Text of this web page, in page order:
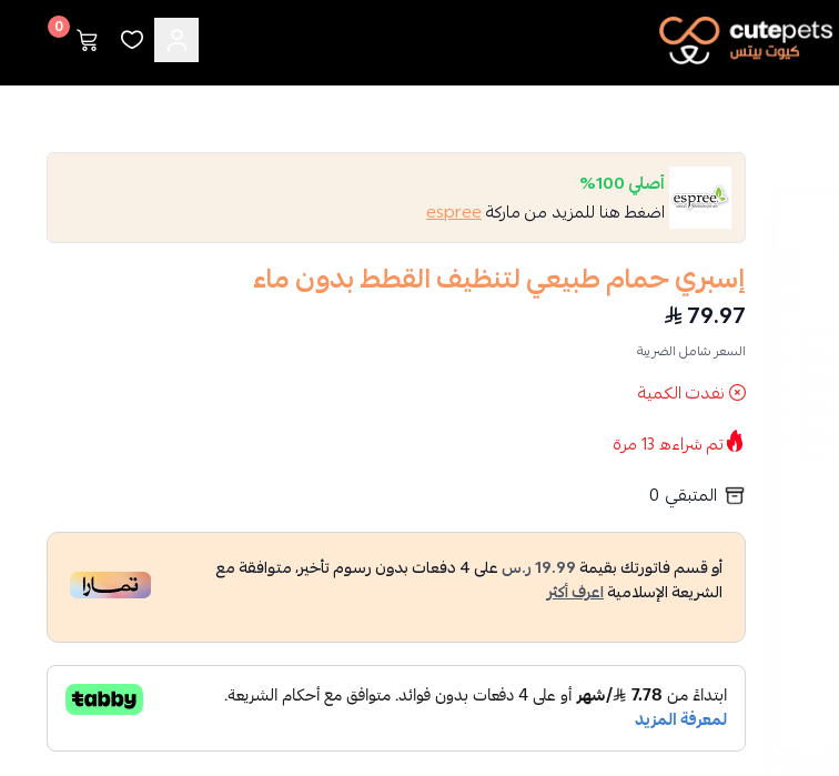
Cutepets
0
أصلي 100%
اضغط هنا للمزيد من ماركةespree
إسبري حمام طبيعي لتنظيف القطط بدون ماء
79.97
السعر شامل الضريبة
نفدت الكمية
تم شراءه13مرة
المتبقي 0
أو قسم فاتورتك بقيمة19.99 ر.س على4دفعات بدون رسوم تأخير، متوافقة مع
الشريعة الإسلاميةاعرف أكثر